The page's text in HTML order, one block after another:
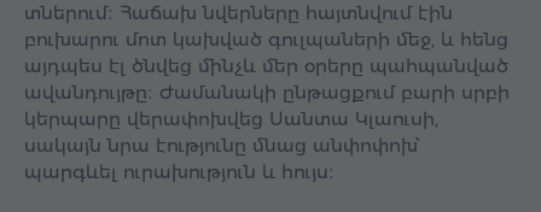
տներում։ Հաճախ նվերները հայտնվում էին
բուխարու մոտ կախված գուլպաների մեջ, և հենց
այդպես էլ ծնվեց մինչև մեր օրերը պահպանված
ավանդույթը։ Ժամանակի ընթացքում բարի սրբի
կերպարը վերափոխվեց Սանտա Կլաուսի,
սակայն նրա էությունը մնաց անփոփոխ՝
պարգևել ուրախություն և հույս։